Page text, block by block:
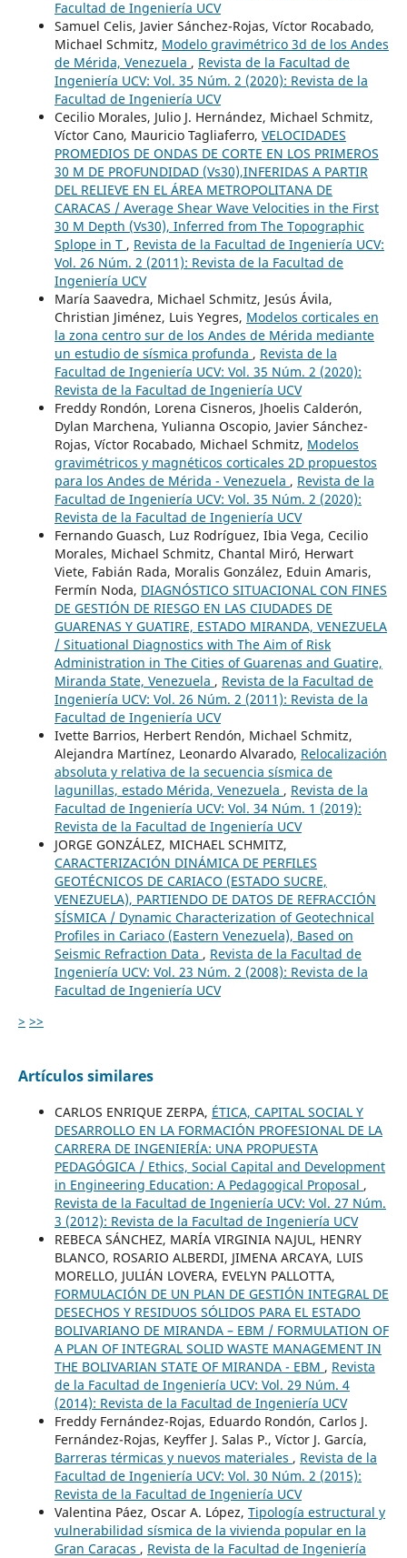
Facultad de Ingeniería UCV
Samuel Celis, Javier Sánchez-Rojas, Víctor Rocabado,
Michael Schmitz, Modelo gravimétrico 3d de los Andes
de Mérida, Venezuela , Revista de la Facultad de
Ingeniería UCV: Vol. 35 Núm. 2 (2020): Revista de la
Facultad de Ingeniería UCV
Cecilio Morales, Julio J. Hernández, Michael Schmitz,
Víctor Cano, Mauricio Tagliaferro, VELOCIDADES
PROMEDIOS DE ONDAS DE CORTE EN LOS PRIMEROS
30 M DE PROFUNDIDAD (Vs30),INFERIDAS A PARTIR
DEL RELIEVE EN EL ÁREA METROPOLITANA DE
CARACAS / Average Shear Wave Velocities in the First
30 M Depth (Vs30), Inferred from The Topographic
Splope in T , Revista de la Facultad de Ingeniería UCV:
Vol. 26 Núm. 2 (2011): Revista de la Facultad de
Ingeniería UCV
María Saavedra, Michael Schmitz, Jesús Ávila,
Christian Jiménez, Luis Yegres, Modelos corticales en
la zona centro sur de los Andes de Mérida mediante
un estudio de sísmica profunda , Revista de la
Facultad de Ingeniería UCV: Vol. 35 Núm. 2 (2020):
Revista de la Facultad de Ingeniería UCV
Freddy Rondón, Lorena Cisneros, Jhoelis Calderón,
Dylan Marchena, Yulianna Oscopio, Javier Sánchez-
Rojas, Víctor Rocabado, Michael Schmitz, Modelos
gravimétricos y magnéticos corticales 2D propuestos
para los Andes de Mérida - Venezuela , Revista de la
Facultad de Ingeniería UCV: Vol. 35 Núm. 2 (2020):
Revista de la Facultad de Ingeniería UCV
Fernando Guasch, Luz Rodríguez, Ibia Vega, Cecilio
Morales, Michael Schmitz, Chantal Miró, Herwart
Viete, Fabián Rada, Moralis González, Eduin Amaris,
Fermín Noda, DIAGNÓSTICO SITUACIONAL CON FINES
DE GESTIÓN DE RIESGO EN LAS CIUDADES DE
GUARENAS Y GUATIRE, ESTADO MIRANDA, VENEZUELA
/ Situational Diagnostics with The Aim of Risk
Administration in The Cities of Guarenas and Guatire,
Miranda State, Venezuela , Revista de la Facultad de
Ingeniería UCV: Vol. 26 Núm. 2 (2011): Revista de la
Facultad de Ingeniería UCV
Ivette Barrios, Herbert Rendón, Michael Schmitz,
Alejandra Martínez, Leonardo Alvarado, Relocalización
absoluta y relativa de la secuencia sísmica de
lagunillas, estado Mérida, Venezuela , Revista de la
Facultad de Ingeniería UCV: Vol. 34 Núm. 1 (2019):
Revista de la Facultad de Ingeniería UCV
JORGE GONZÁLEZ, MICHAEL SCHMITZ,
CARACTERIZACIÓN DINÁMICA DE PERFILES
GEOTÉCNICOS DE CARIACO (ESTADO SUCRE,
VENEZUELA), PARTIENDO DE DATOS DE REFRACCIÓN
SÍSMICA / Dynamic Characterization of Geotechnical
Profiles in Cariaco (Eastern Venezuela), Based on
Seismic Refraction Data , Revista de la Facultad de
Ingeniería UCV: Vol. 23 Núm. 2 (2008): Revista de la
Facultad de Ingeniería UCV
> >>
Artículos similares
CARLOS ENRIQUE ZERPA, ÉTICA, CAPITAL SOCIAL Y
DESARROLLO EN LA FORMACIÓN PROFESIONAL DE LA
CARRERA DE INGENIERÍA: UNA PROPUESTA
PEDAGÓGICA / Ethics, Social Capital and Development
in Engineering Education: A Pedagogical Proposal ,
Revista de la Facultad de Ingeniería UCV: Vol. 27 Núm.
3 (2012): Revista de la Facultad de Ingeniería UCV
REBECA SÁNCHEZ, MARÍA VIRGINIA NAJUL, HENRY
BLANCO, ROSARIO ALBERDI, JIMENA ARCAYA, LUIS
MORELLO, JULIÁN LOVERA, EVELYN PALLOTTA,
FORMULACIÓN DE UN PLAN DE GESTIÓN INTEGRAL DE
DESECHOS Y RESIDUOS SÓLIDOS PARA EL ESTADO
BOLIVARIANO DE MIRANDA – EBM / FORMULATION OF
A PLAN OF INTEGRAL SOLID WASTE MANAGEMENT IN
THE BOLIVARIAN STATE OF MIRANDA - EBM , Revista
de la Facultad de Ingeniería UCV: Vol. 29 Núm. 4
(2014): Revista de la Facultad de Ingeniería UCV
Freddy Fernández-Rojas, Eduardo Rondón, Carlos J.
Fernández-Rojas, Keyffer J. Salas P., Víctor J. García,
Barreras térmicas y nuevos materiales , Revista de la
Facultad de Ingeniería UCV: Vol. 30 Núm. 2 (2015):
Revista de la Facultad de Ingeniería UCV
Valentina Páez, Oscar A. López, Tipología estructural y
vulnerabilidad sísmica de la vivienda popular en la
Gran Caracas , Revista de la Facultad de Ingeniería